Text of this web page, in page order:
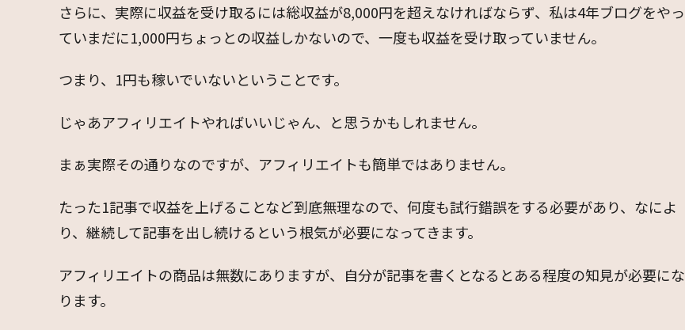
さらに、実際に収益を受け取るには総収益が8,000円を超えなければならず、私は4年ブログをやっ
ていまだに1,000円ちょっとの収益しかないので、一度も収益を受け取っていません。
つまり、1円も稼いでいないということです。
じゃあアフィリエイトやればいいじゃん、と思うかもしれません。
まぁ実際その通りなのですが、アフィリエイトも簡単ではありません。
たった1記事で収益を上げることなど到底無理なので、何度も試行錯誤をする必要があり、なによ
り、継続して記事を出し続けるという根気が必要になってきます。
アフィリエイトの商品は無数にありますが、自分が記事を書くとなるとある程度の知見が必要にな
ります。